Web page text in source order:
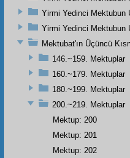
Yirmi Yedinci Mektubun
Yirmi Yedinci Mektubun
Mektubat'ın Üçüncü
146.~159. Mektuplar
160.~179. Mektuplar
180.~199. Mektuplar
200.~219. Mektuplar
Mektup: 200
Mektup: 201
Mektup: 202